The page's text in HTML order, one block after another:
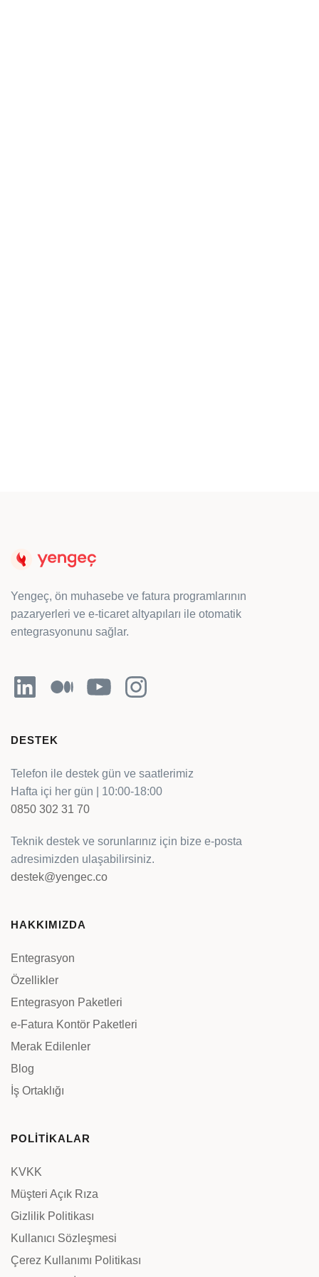
Yengeç, ön muhasebe ve fatura programlarının
pazaryerleri ve e-ticaret altyapıları ile otomatik
entegrasyonunu sağlar.
LinkedInOrta YouTube Instagram
DESTEK
Telefon ile destek gün ve saatlerimiz
Hafta içi her gün | 10:00-18:00
0850 302 31 70
Teknik destek ve sorunlarınız için bize e-posta
adresimizden ulaşabilirsiniz.
destek@yengec.co
HAKKIMIZDA
Entegrasyon
Özellikler
Entegrasyon Paketleri
e-Fatura Kontör Paketleri
Merak Edilenler
Blog
İş Ortaklığı
POLİTİKALAR
KVKK
Müşteri Açık Rıza
Gizlilik Politikası
Kullanıcı Sözleşmesi
Çerez Kullanımı Politikası